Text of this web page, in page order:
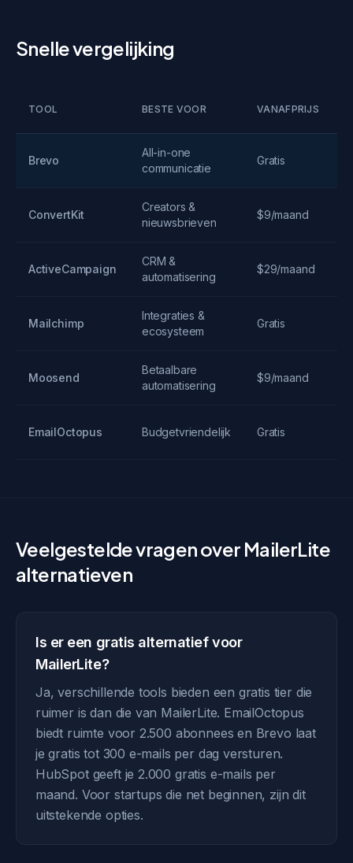
Snelle vergelijking
TOOL BESTE VOOR VANAFPRIJS
Brevo
All-in-one
communicatie
Gratis
ConvertKit
Creators &
nieuwsbrieven
$9/maand
ActiveCampaign
CRM &
automatisering
$29/maand
Mailchimp
Integraties &
ecosysteem
Gratis
Moosend
Betaalbare
automatisering
$9/maand
EmailOctopus Budgetvriendelijk Gratis
Veelgestelde vragen over MailerLite
alternatieven
Is er een gratis alternatief voor
MailerLite?
Ja, verschillende tools bieden een gratis tier die
ruimer is dan die van MailerLite. EmailOctopus
biedt ruimte voor 2.500 abonnees en Brevo laat
je gratis tot 300 e-mails per dag versturen.
HubSpot geeft je 2.000 gratis e-mails per
maand. Voor startups die net beginnen, zijn dit
uitstekende opties.